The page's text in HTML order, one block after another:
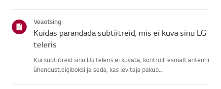
signaali, j...
Veaotsing
Kuidas parandada subtiitreid, mis ei kuva sinu LG
teleris
Kui subtiitreid sinu LG teleris ei kuvata, kontrolli esmalt antenni
ühendust,digiboksi ja seda, kas levitaja pakub